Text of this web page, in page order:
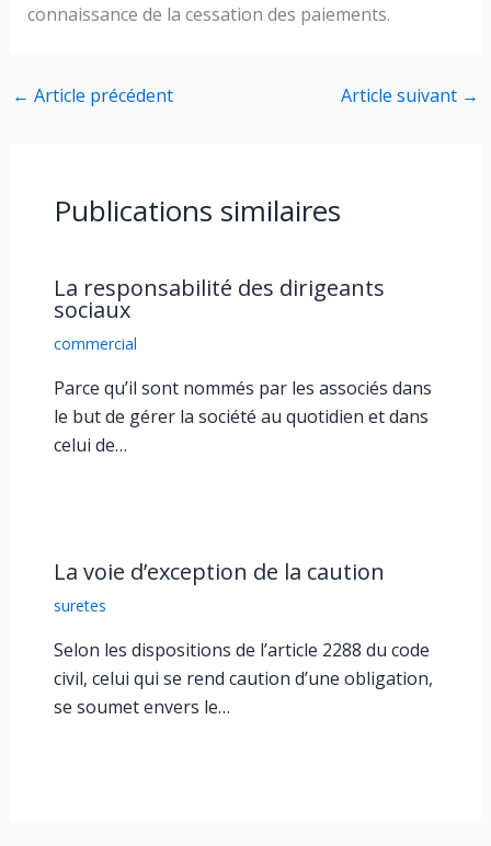
connaissance de la cessation des paiements.
← Article précédent Article suivant →
Publications similaires
La responsabilité des dirigeants
sociaux
commercial
Parce qu’il sont nommés par les associés dans
le but de gérer la société au quotidien et dans
celui de…
La voie d’exception de la caution
suretes
Selon les dispositions de l’article 2288 du code
civil, celui qui se rend caution d’une obligation,
se soumet envers le…